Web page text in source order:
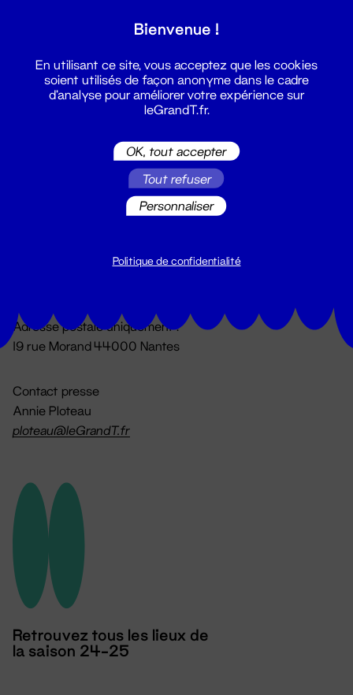
Du lundi au vendredi 14h → 18h
Adresse postale uniquement :
19 rue Morand 44000 Nantes
Contact presse
Annie Ploteau
ploteau@leGrandT.fr
Retrouvez tous les lieux de
la saison 24-25
Bienvenue !
En utilisant ce site, vous acceptez que les cookies
soient utilisés de façon anonyme dans le cadre
d'analyse pour améliorer votre expérience sur
leGrandT.fr.
OK, tout accepter
Tout refuser
Personnaliser
Politique de confidentialité